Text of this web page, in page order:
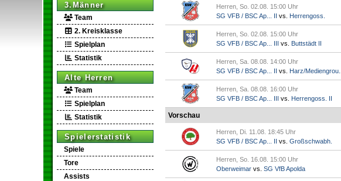
3.Männer
Team
2. Kreisklasse
Spielplan
Statistik
Alte Herren
Team
Spielplan
Statistik
Spielerstatistik
Spiele
Tore
Assists
Herren, So. 02.08. 15:00 Uhr
SG VFB / BSC Ap... II vs. Herrengoss.
Herren, So. 02.08. 15:00 Uhr
SG VFB / BSC Ap... III vs. Buttstädt II
Herren, Sa. 08.08. 14:00 Uhr
SG VFB / BSC Ap... II vs. Harz/Mediengrou...
Herren, Sa. 08.08. 16:00 Uhr
SG VFB / BSC Ap... III vs. Herrengoss. II
Vorschau
Herren, Di. 11.08. 18:45 Uhr
SG VFB / BSC Ap... II vs. Großschwabh.
Herren, So. 16.08. 15:00 Uhr
Oberweimar vs. SG VfB Apolda